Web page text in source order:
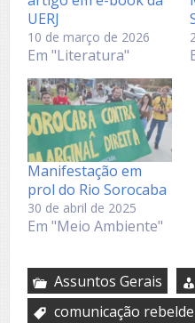
UERJ
10 de março de 2026
Em "Literatura"
Manifestação em
prol do Rio Sorocaba
30 de abril de 2025
Em "Meio Ambiente"
Assuntos Gerais
comunicação rebelde